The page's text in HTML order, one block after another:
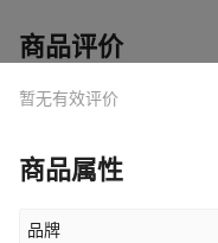
商品评价
暂无有效评价
商品属性
品牌